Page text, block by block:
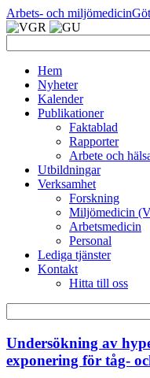
Arbets- och miljömedicin
Hem
Nyheter
Kalender
Publikationer
Faktablad
Rapporter
Arbete och
Utbildningar
Verksamhet
Forskning
Miljömedicin
Arbetsmedicin
Personal
Lediga tjänster
Kontakt
Hitta till oss
Undersökning av
exponering för tåg-